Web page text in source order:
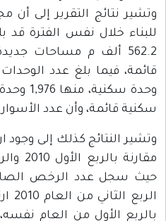
وتشير نتائج التقرير إلى
سكنية قائمة، وأن عدد الأسوار
وتشير النتائج كذلك إلى وجود
حيث سجل عدد الرخص
بالربع الأول من العام